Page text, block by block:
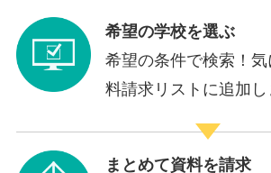
希望の学校を選ぶ
希望の条件で検索！
料請求リストに追加し
まとめて資料を請求